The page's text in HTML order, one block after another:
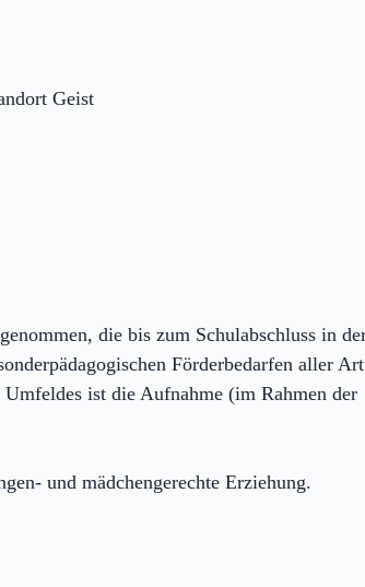
Geist
die bis zum Schulabschluss in
Förderbedarfen aller
ist die Aufnahme (im Rahmen der
und mädchengerechte Erziehung.